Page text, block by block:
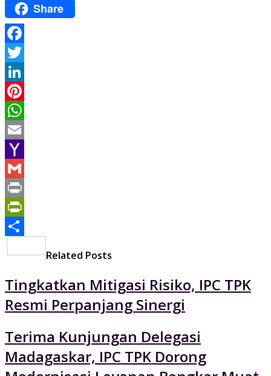
Share
Facebook
Twitter
LinkedIn
Pinterest
WhatsApp
Email
Yahoo
Mail
Gmail
Print
PrintFriendly
Related Posts
Tingkatkan Mitigasi Risiko, IPC TPK
Resmi Perpanjang Sinergi
Terima Kunjungan Delegasi
Madagaskar, IPC TPK Dorong